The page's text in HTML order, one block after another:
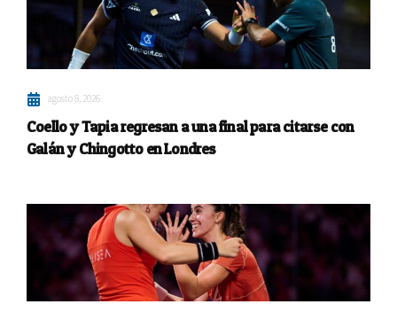
agosto 8, 2026
Coello y Tapia regresan a una final para citarse con
Galán y Chingotto en Londres